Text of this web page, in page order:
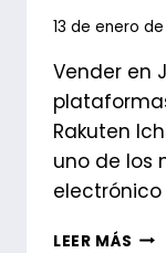
13 de enero
Vender en
Rakuten
uno de los
electrónico
LEER MÁS